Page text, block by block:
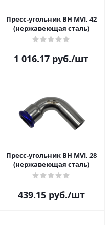
Пресс-угольник ВН MVI, 42
(нержавеющая сталь)
1 016.17 руб./шт
Пресс-угольник ВН MVI, 28
(нержавеющая сталь)
439.15руб./шт